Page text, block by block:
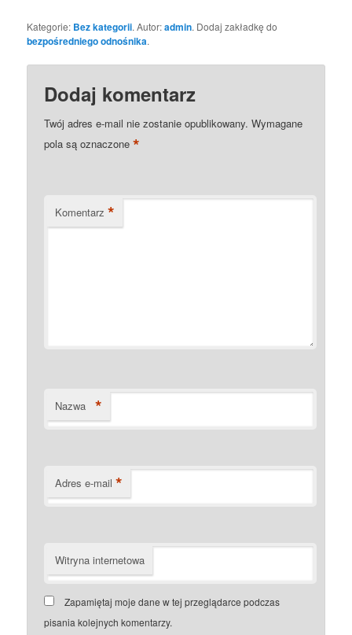
Kategorie: Bez kategorii. Autor:admin. Dodaj zakładkę do
bezpośredniego odnośnika.
Dodaj komentarz
Twój adres e-mail nie zostanie opublikowany. Wymagane
pola są oznaczone*
Komentarz *
Nazwa *
Adres e-mail *
Witryna internetowa
Zapamiętaj moje dane w tej przeglądarce podczas
pisania kolejnych komentarzy.